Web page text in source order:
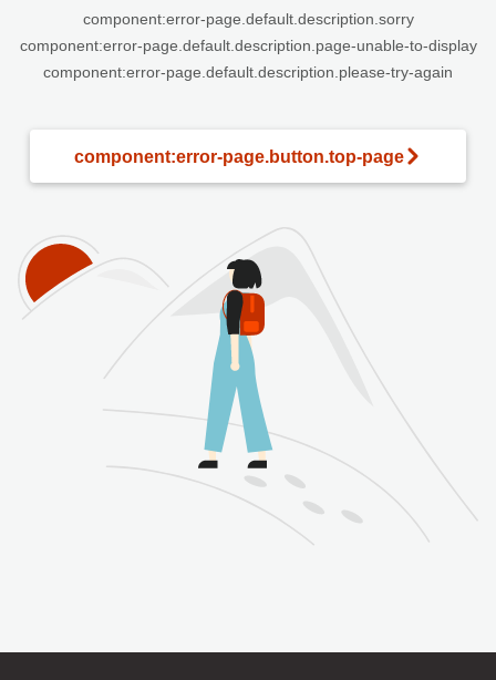
component:error-page.default.description.sorry
component:error-page.default.description.page-unable-to-display
component:error-page.default.description.please-try-again
component:error-page.button.top-page